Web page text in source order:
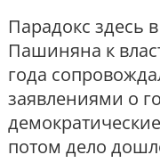
Парадокс здесь
Пашиняна к
года
заявлениями о
потом дело